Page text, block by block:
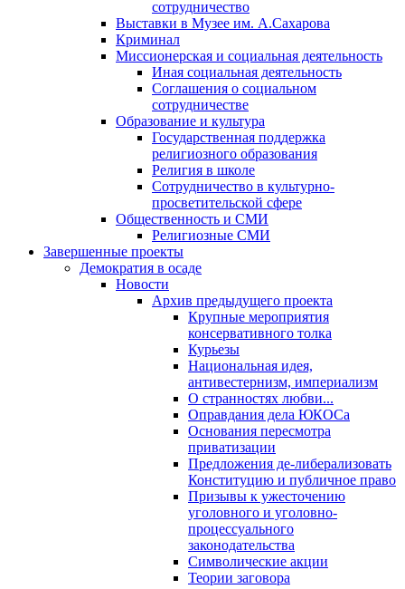
сотрудничество
Выставки в Музее им. А.Сахарова
Криминал
Миссионерская и социальная деятельность
Иная социальная деятельность
Соглашения о социальном
сотрудничестве
Образование и культура
Государственная поддержка
религиозного образования
Религия в школе
Сотрудничество в культурно-
просветительской сфере
Общественность и СМИ
Религиозные СМИ
Завершенные проекты
Демократия в осаде
Новости
Архив предыдущего проекта
Крупные мероприятия
консервативного толка
Курьезы
Национальная идея,
антивестернизм, империализм
О странностях любви...
Оправдания дела ЮКОСа
Основания пересмотра
приватизации
Предложения де-либерализовать
Конституцию и публичное право
Призывы к ужесточению
уголовного и уголовно-
процессуального
законодательства
Символические акции
Теории заговора